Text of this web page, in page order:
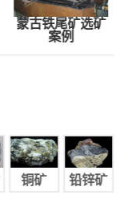
蒙古铁尾矿选矿
案例
铜矿 铅锌矿